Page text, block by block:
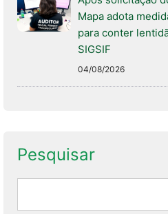
Mapa adota
para conter
SIGSIF
04/08/2026
Pesquisar